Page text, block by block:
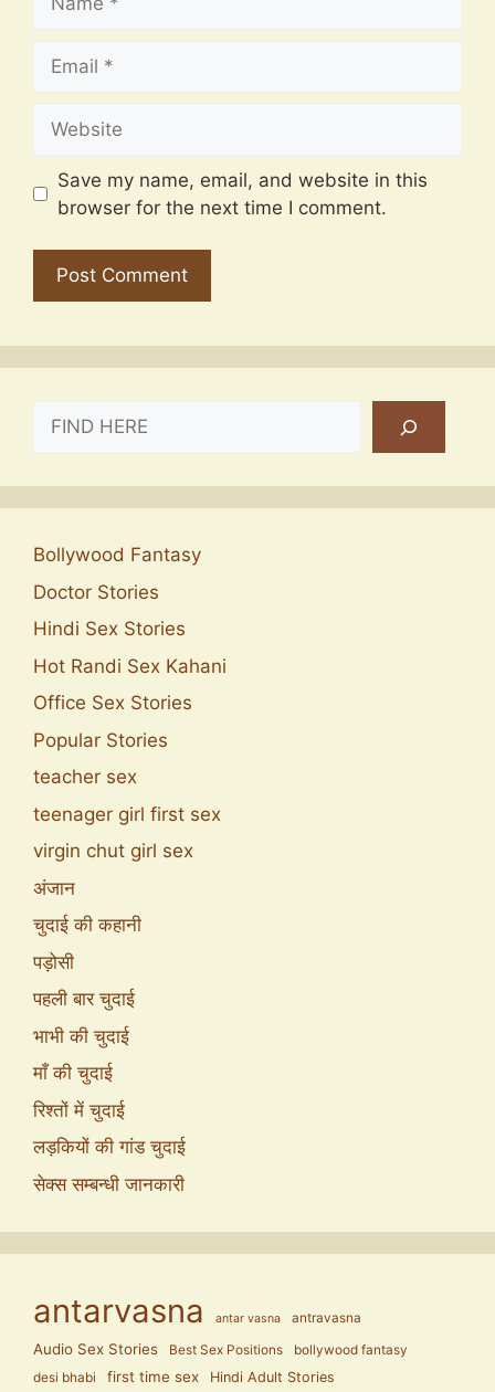
Save my name, email, and website in this
browser for the next time I comment.
SEARCH
Bollywood Fantasy
Doctor Stories
Hindi Sex Stories
Hot Randi Sex Kahani
Office Sex Stories
Popular Stories
teacher sex
teenager girl first sex
virgin chut girl sex
अंजान
चुदाई की कहानी
पड़ोसी
पहली बार चुदाई
भाभी की चुदाई
माँ की चुदाई
रिश्तों में चुदाई
लड़कियों की गांड चुदाई
सेक्स सम्बन्धी जानकारी
antarvasna antar vasna antravasna
Audio Sex Stories Best Sex Positions
bollywood fantasy
desi bhabi
first time sex Hindi Adult Stories